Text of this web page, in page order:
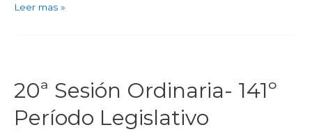
Leer mas »
20ª Sesión Ordinaria- 141º
Período Legislativo